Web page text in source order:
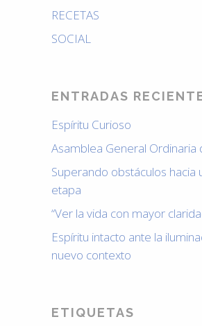
RECETAS
SOCIAL
ENTRADAS
Espíritu Curioso
Asamblea General Ordinaria
Superando obstáculos hacia
etapa
“Ver la vida con mayor
Espíritu intacto ante la
nuevo contexto
ETIQUETAS